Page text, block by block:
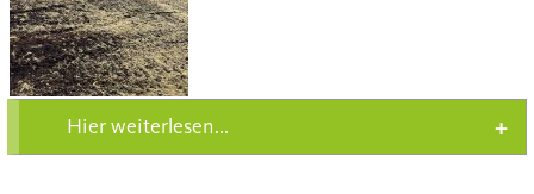
Hier weiterlesen...